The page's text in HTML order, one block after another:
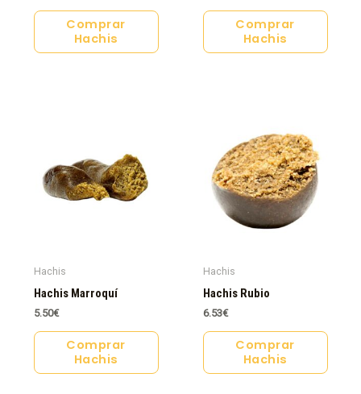
Comprar
Hachis
Comprar
Hachis
Hachis
Hachis Marroquí
5.50€
Comprar
Hachis
Hachis
Hachis Rubio
6.53€
Comprar
Hachis